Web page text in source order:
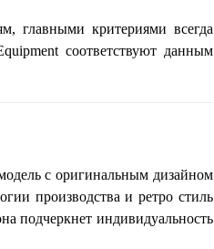
главными критериями всегда
соответствуют данным
с оригинальным дизайном
производства и ретро стиль
подчеркнет индивидуальность